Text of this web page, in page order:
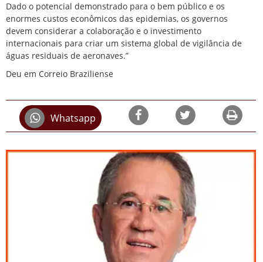
Dado o potencial demonstrado para o bem público e os
enormes custos econômicos das epidemias, os governos
devem considerar a colaboração e o investimento
internacionais para criar um sistema global de vigilância de
águas residuais de aeronaves.”
Deu em Correio Braziliense
Whatsapp